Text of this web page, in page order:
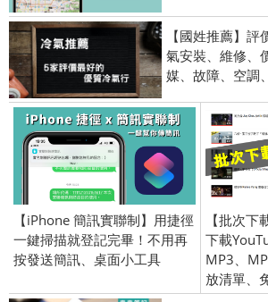
【國姓推薦】
氣安裝、維修、
媒、故障、空調
【iPhone 簡訊實聯制】用捷徑
一鍵掃描就登記完畢！不用再
按發送簡訊、桌面小工具
【批次
下載
MP3、
放清單、